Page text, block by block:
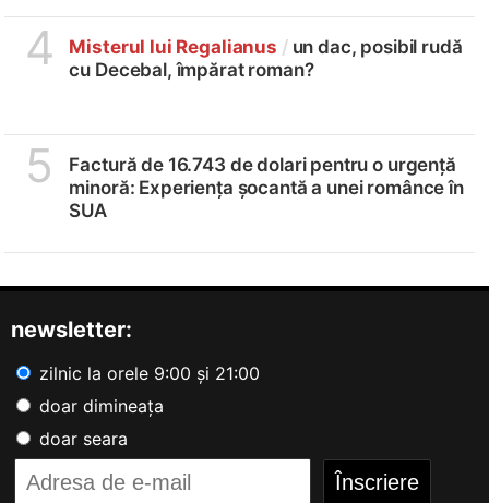
4 Misterul lui Regalianus /un dac, posibil rudă
cu Decebal, împărat roman?
5
Factură de 16.743 de dolari pentru o urgență
minoră: Experiența șocantă a unei românce în
SUA
newsletter:
zilnic la orele 9:00 și 21:00
doar dimineața
doar seara